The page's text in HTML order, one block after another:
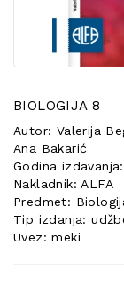
BIOLOGIJA 8
Autor: Valerija
Ana Bakarić
Godina
Nakladnik: ALFA
Predmet:
Tip izdanja:
Uvez: meki